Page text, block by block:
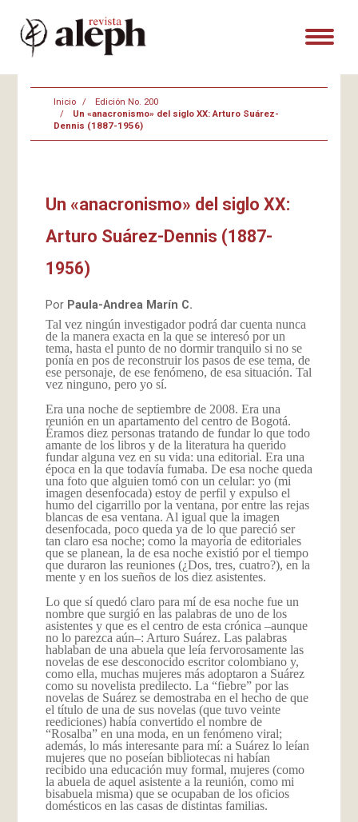
Inicio
Edición No. 200
Un «anacronismo» del siglo XX: Arturo Suárez-
Dennis (1887-1956)
Un «anacronismo» del siglo XX:
Arturo Suárez-Dennis (1887-
1956)
Por Paula-Andrea Marín C.
Tal vez ningún investigador podrá dar cuenta nunca
de la manera exacta en la que se interesó por un
tema, hasta el punto de no dormir tranquilo si no se
ponía en pos de reconstruir los pasos de ese tema, de
ese personaje, de ese fenómeno, de esa situación. Tal
vez ninguno, pero yo sí.
Era una noche de septiembre de 2008. Era una
reunión en un apartamento del centro de Bogotá.
Éramos diez personas tratando de fundar lo que todo
amante de los libros y de la literatura ha querido
fundar alguna vez en su vida: una editorial. Era una
época en la que todavía fumaba. De esa noche queda
una foto que alguien tomó con un celular: yo (mi
imagen desenfocada) estoy de perfil y expulso el
humo del cigarrillo por la ventana, por entre las rejas
blancas de esa ventana. Al igual que la imagen
desenfocada, poco queda ya de lo que pareció ser
tan claro esa noche; como la mayoría de editoriales
que se planean, la de esa noche existió por el tiempo
que duraron las reuniones (¿Dos, tres, cuatro?), en la
mente y en los sueños de los diez asistentes.
Lo que sí quedó claro para mí de esa noche fue un
nombre que surgió en las palabras de uno de los
asistentes y que es el centro de esta crónica –aunque
no lo parezca aún–: Arturo Suárez. Las palabras
hablaban de una abuela que leía fervorosamente las
novelas de ese desconocido escritor colombiano y,
como ella, muchas mujeres más adoptaron a Suárez
como su novelista predilecto. La “fiebre” por las
novelas de Suárez se demostraba en el hecho de que
el título de una de sus novelas (que tuvo veinte
reediciones) había convertido el nombre de
“Rosalba” en una moda, en un fenómeno viral;
además, lo más interesante para mí: a Suárez lo leían
mujeres que no poseían bibliotecas ni habían
recibido una educación muy formal, mujeres (como
la abuela de aquel asistente a la reunión, como mi
bisabuela misma) que se ocupaban de los oficios
domésticos en las casas de distintas familias.